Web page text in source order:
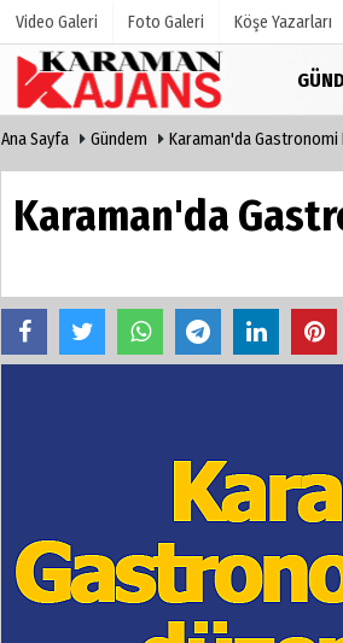
Video Galeri Foto Galeri Köşe Yazarları
Hava Durumu
Anketler
Ana Sayfa Gündem Karaman'da Gastronomi
Karaman'da